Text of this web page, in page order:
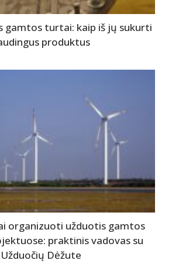
gamtos turtai: kaip iš jų sukurti
produktus
organizuoti užduotis gamtos
praktinis vadovas su
Užduočių Dėžute